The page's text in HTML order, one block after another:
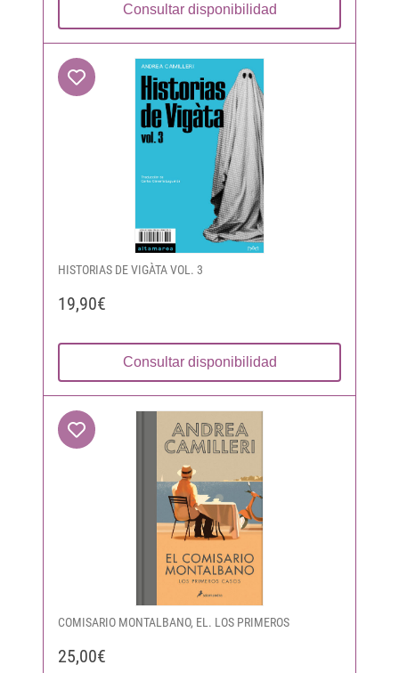
Consultar disponibilidad
HISTORIAS DE VIGÀTA VOL. 3
19,90€
Consultar disponibilidad
COMISARIO MONTALBANO, EL. LOS PRIMEROS
25,00€